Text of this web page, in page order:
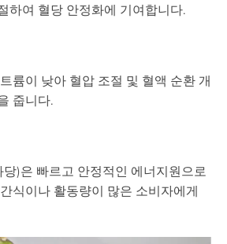
하여 혈당 안정화에 기여합니다.
륨이 낮아 혈압 조절 및 혈액 순환 개
줍니다.
)은 빠르고 안정적인 에너지원으로
식이나 활동량이 많은 소비자에게